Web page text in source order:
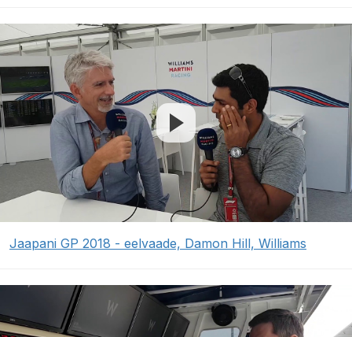
Jaapani GP 2018 - eelvaade, Damon Hill, Williams